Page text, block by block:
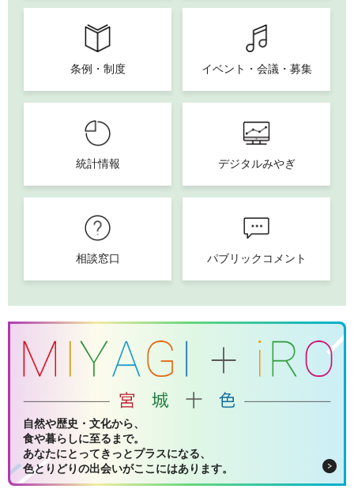
条例・制度 イベント・会議・募集
統計情報 デジタルみやぎ
相談窓口 パブリックコメント
自然や歴史・文化から、
食や暮らしに至るまで。
あなたにとってきっとプラスになる、
色とりどりの出会いがここにはあります。